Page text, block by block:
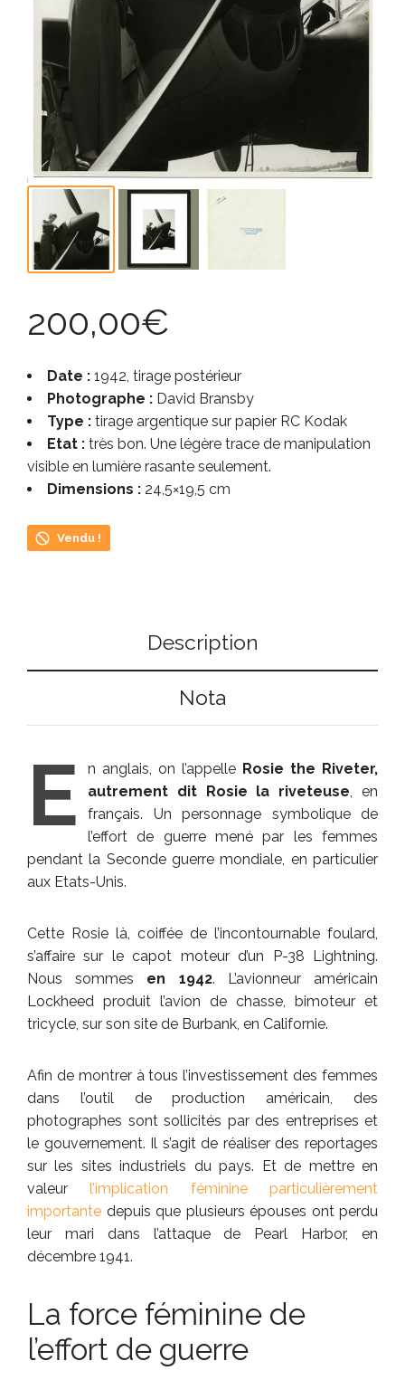
200,00€
Date : 1942, tirage postérieur
Photographe : David Bransby
Type : tirage argentique sur papier RC Kodak
Etat : très bon. Une légère trace de manipulation
visible en lumière rasante seulement.
Dimensions : 24,5×19,5 cm
Vendu !
Description
Nota
E n anglais, on l’appelle Rosie the Riveter,
autrement dit Rosie la riveteuse, en
français. Un personnage symbolique de
l’effort de guerre mené par les femmes
pendant la Seconde guerre mondiale, en particulier
aux Etats-Unis.
Cette Rosie là, coiffée de l’incontournable foulard,
s’affaire sur le capot moteur d’un P-38 Lightning.
Nous sommes en 1942. L’avionneur américain
Lockheed produit l’avion de chasse, bimoteur et
tricycle, sur son site de Burbank, en Californie.
Afin de montrer à tous l’investissement des femmes
dans l’outil de production américain, des
photographes sont sollicités par des entreprises et
le gouvernement. Il s’agit de réaliser des reportages
sur les sites industriels du pays. Et de mettre en
valeur l’implication féminine particulièrement
importante depuis que plusieurs épouses ont perdu
leur mari dans l’attaque de Pearl Harbor, en
décembre 1941.
La force féminine de
l’effort de guerre